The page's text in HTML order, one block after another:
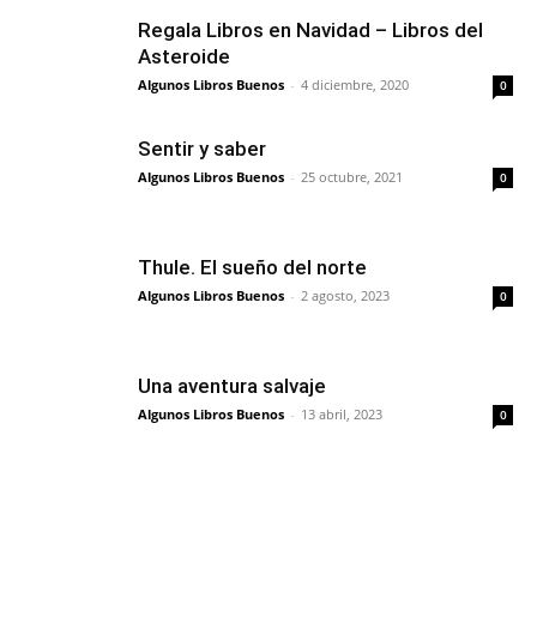
Regala Libros en Navidad – Libros del
Asteroide
Algunos Libros Buenos - 4 diciembre, 2020 0
Sentir y saber
Algunos Libros Buenos - 25 octubre, 2021 0
Thule. El sueño del norte
Algunos Libros Buenos - 2 agosto, 2023 0
Una aventura salvaje
Algunos Libros Buenos - 13 abril, 2023 0